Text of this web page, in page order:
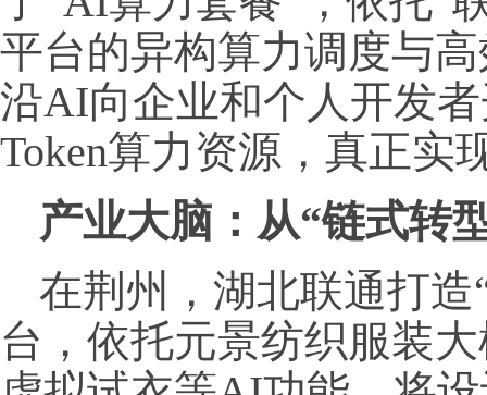
平台的异构算力调度与
沿AI向企业和个人开发
Token算力资源，真正实
产业大脑：从“链式转
在荆州，湖北联通打
台，依托元景纺织服装